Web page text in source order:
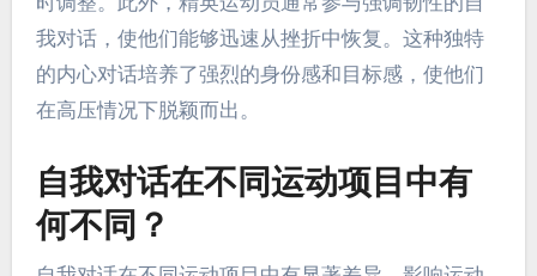
我对话，使他们能够迅速从挫折中恢复。这种独特
的内心对话培养了强烈的身份感和目标感，使他们
在高压情况下脱颖而出。
自我对话在不同运动项目中有
何不同？